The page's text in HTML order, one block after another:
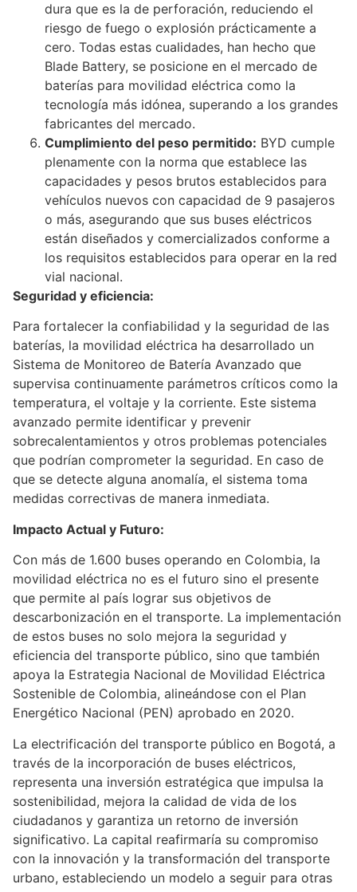
dura que es la de perforación, reduciendo el
riesgo de fuego o explosión prácticamente a
cero. Todas estas cualidades, han hecho que
Blade Battery, se posicione en el mercado de
baterías para movilidad eléctrica como la
tecnología más idónea, superando a los grandes
fabricantes del mercado.
Cumplimiento del peso permitido: BYD cumple
plenamente con la norma que establece las
capacidades y pesos brutos establecidos para
vehículos nuevos con capacidad de 9 pasajeros
o más, asegurando que sus buses eléctricos
están diseñados y comercializados conforme a
los requisitos establecidos para operar en la red
vial nacional.
Seguridad y eficiencia:
Para fortalecer la confiabilidad y la seguridad de las
baterías, la movilidad eléctrica ha desarrollado un
Sistema de Monitoreo de Batería Avanzado que
supervisa continuamente parámetros críticos como la
temperatura, el voltaje y la corriente. Este sistema
avanzado permite identificar y prevenir
sobrecalentamientos y otros problemas potenciales
que podrían comprometer la seguridad. En caso de
que se detecte alguna anomalía, el sistema toma
medidas correctivas de manera inmediata.
Impacto Actual y Futuro:
Con más de 1.600 buses operando en Colombia, la
movilidad eléctrica no es el futuro sino el presente
que permite al país lograr sus objetivos de
descarbonización en el transporte. La implementación
de estos buses no solo mejora la seguridad y
eficiencia del transporte público, sino que también
apoya la Estrategia Nacional de Movilidad Eléctrica
Sostenible de Colombia, alineándose con el Plan
Energético Nacional (PEN) aprobado en 2020.
La electrificación del transporte público en Bogotá, a
través de la incorporación de buses eléctricos,
representa una inversión estratégica que impulsa la
sostenibilidad, mejora la calidad de vida de los
ciudadanos y garantiza un retorno de inversión
significativo. La capital reafirmaría su compromiso
con la innovación y la transformación del transporte
urbano, estableciendo un modelo a seguir para otras